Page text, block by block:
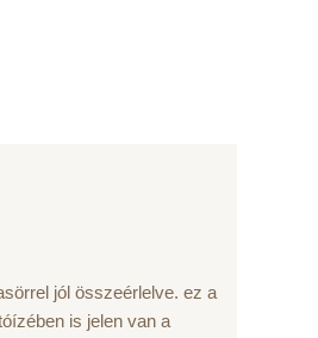
jól összeérlelve. ez a
is jelen van a